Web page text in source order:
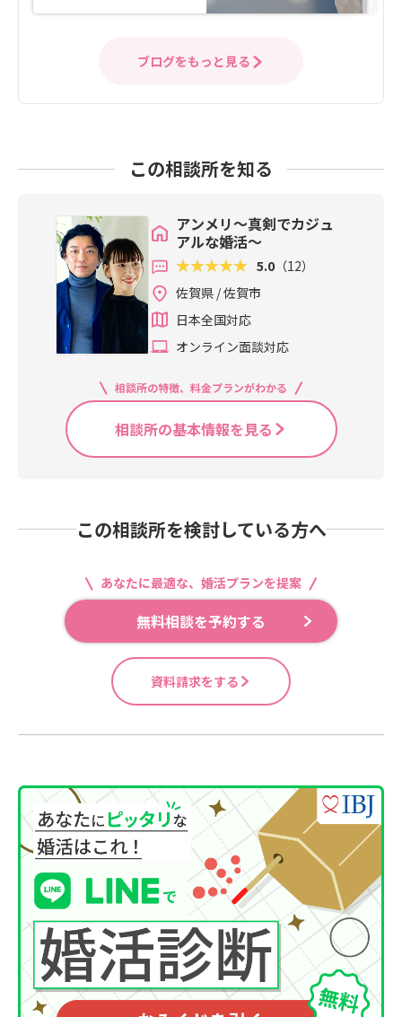
ブログをもっと見る
この相談所を知る
アンメリ～真剣でカジュ
アルな婚活～
5.0 （12）
佐賀県 / 佐賀市
日本全国対応
オンライン面談対応
相談所の特徴、料金プランがわかる
相談所の基本情報を見る
この相談所を検討している方へ
あなたに最適な、婚活プランを提案
無料相談を予約する
資料請求をする